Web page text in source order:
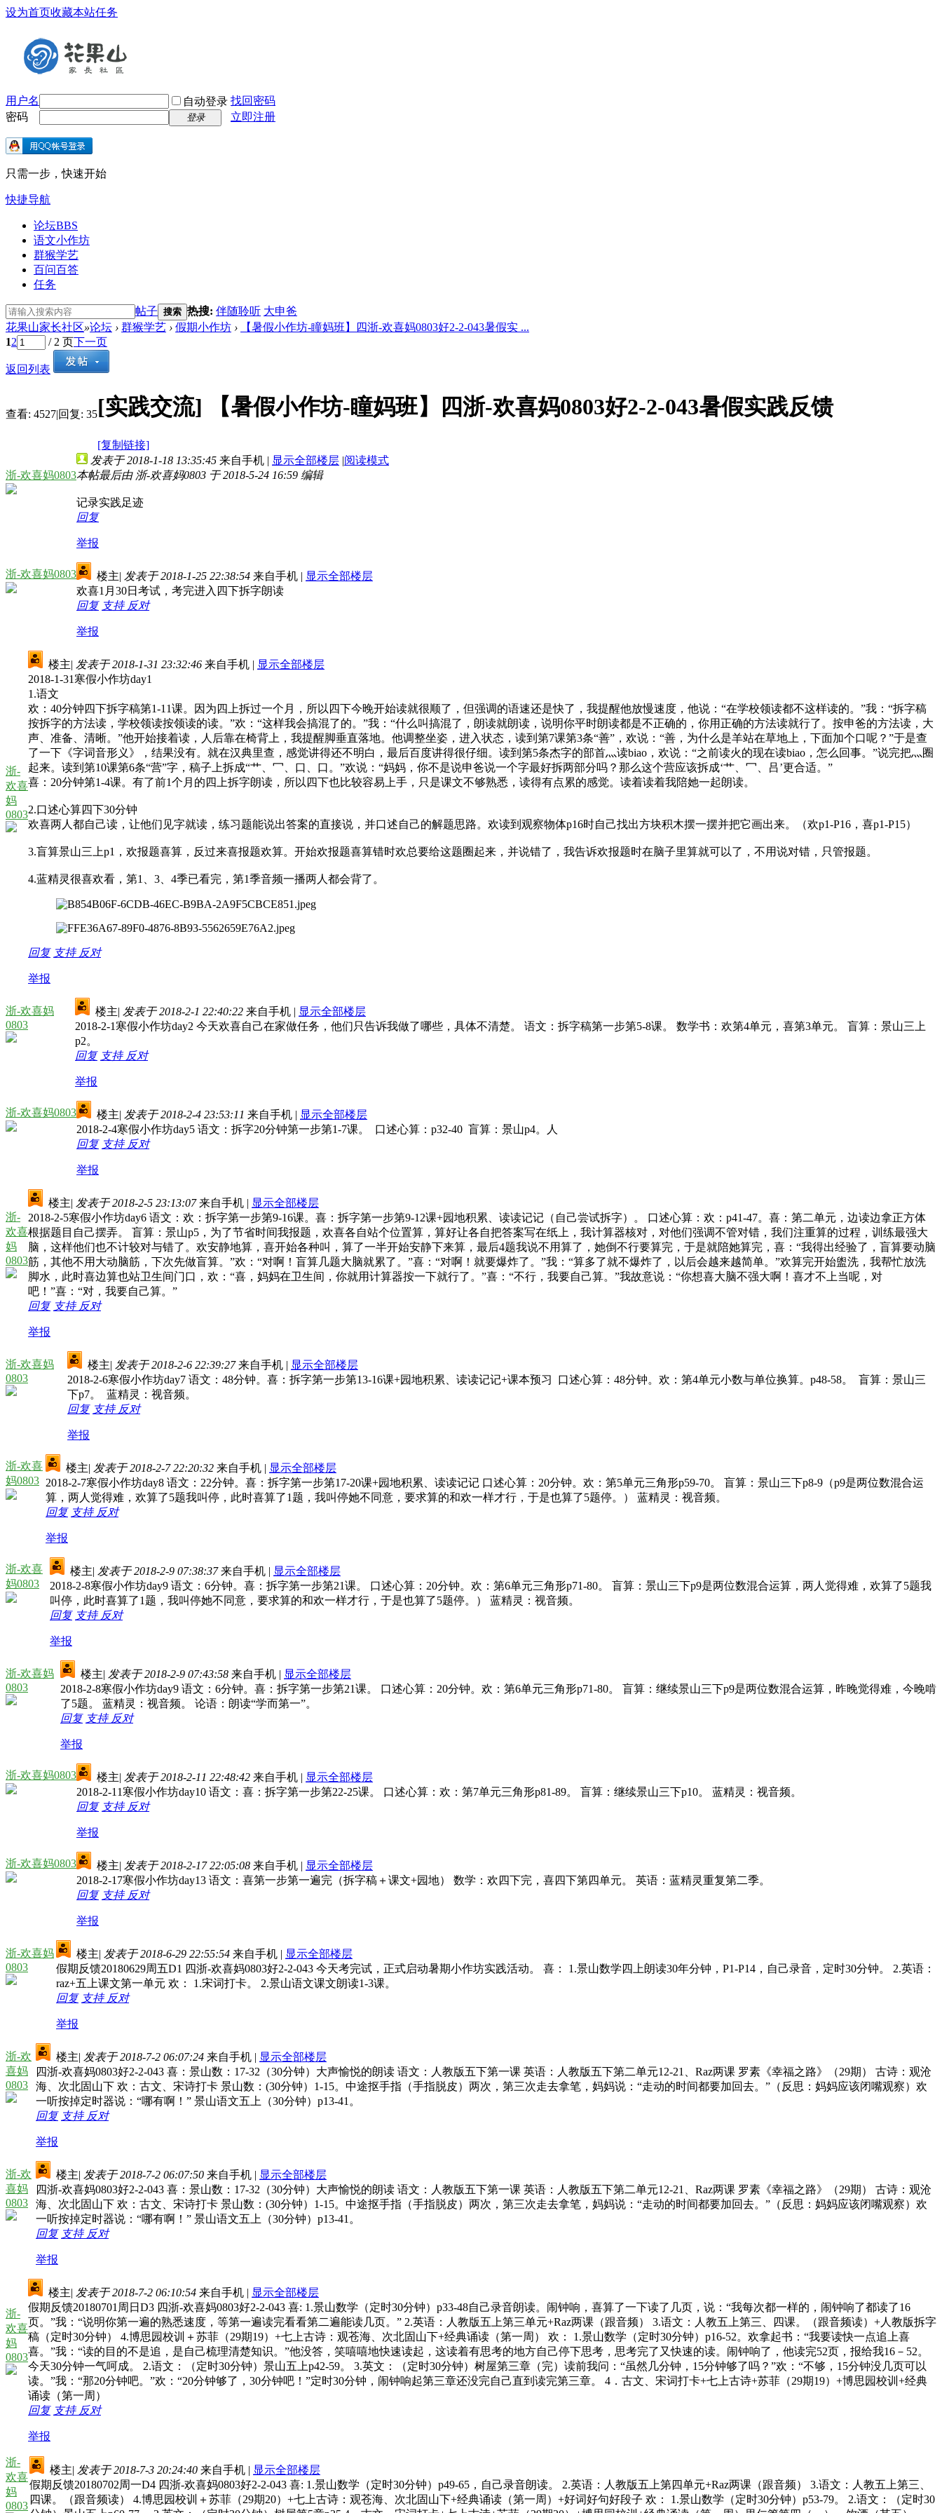
设为首页收藏本站任务
用户名 自动登录 找回密码
密码
登录 立即注册
只需一步，快速开始
快捷导航
论坛BBS
语文小作坊
群猴学艺
百问百答
任务
帖子 搜索 热搜: 伴随聆听 大申爸
花果山家长社区»论坛 › 群猴学艺 › 假期小作坊 ›
【暑假小作坊-瞳妈班】四浙-欢喜妈0803好2-2-043暑假实 ...
12 / 2 页下一页
返回列表
查看: 4527|回复: 35[实践交流] 【暑假小作坊-瞳妈班】四浙-欢喜妈0803好2-2-043暑假实践反馈
[复制链接]
浙-欢喜妈0803
发表于 2018-1-18 13:35:45 来自手机 | 显示全部楼层 |阅读模式
本帖最后由 浙-欢喜妈0803 于 2018-5-24 16:59 编辑
记录实践足迹
回复
举报
浙-欢喜妈0803 楼主| 发表于 2018-1-25 22:38:54 来自手机 | 显示全部楼层
欢喜1月30日考试，考完进入四下拆字朗读
回复 支持 反对
举报
浙-
欢喜
妈
0803
楼主| 发表于 2018-1-31 23:32:46 来自手机 | 显示全部楼层
2018-1-31寒假小作坊day1
1.语文
欢：40分钟四下拆字稿第1-11课。因为四上拆过一个月，所以四下今晚开始读就很顺了，但强调的语速还是快了，我提醒他放慢速度，他说：“在学校领读都不这样读的。”我：“拆字稿
按拆字的方法读，学校领读按领读的读。”欢：“这样我会搞混了的。”我：“什么叫搞混了，朗读就朗读，说明你平时朗读都是不正确的，你用正确的方法读就行了。按申爸的方法读，大
声、准备、清晰。”他开始接着读，人后靠在椅背上，我提醒脚垂直落地。他调整坐姿，进入状态，读到第7课第3条“善”，欢说：“善，为什么是羊站在草地上，下面加个口呢？”于是查
了一下《字词音形义》，结果没有。就在汉典里查，感觉讲得还不明白，最后百度讲得很仔细。读到第5条杰字的部首灬读biao，欢说：“之前读火的现在读biao，怎么回事。”说完把灬圈
起来。读到第10课第6条“营”字，稿子上拆成“艹、冖、口、口。”欢说：“妈妈，你不是说申爸说一个字最好拆两部分吗？那么这个营应该拆成‘艹、冖、吕’更合适。”
喜：20分钟第1-4课。有了前1个月的四上拆字朗读，所以四下也比较容易上手，只是课文不够熟悉，读得有点累的感觉。读着读着我陪她一起朗读。
2.口述心算四下30分钟
欢喜两人都自己读，让他们见字就读，练习题能说出答案的直接说，并口述自己的解题思路。欢读到观察物体p16时自己找出方块积木摆一摆并把它画出来。（欢p1-P16，喜p1-P15）
3.盲算景山三上p1，欢报题喜算，反过来喜报题欢算。开始欢报题喜算错时欢总要给这题圈起来，并说错了，我告诉欢报题时在脑子里算就可以了，不用说对错，只管报题。
4.蓝精灵很喜欢看，第1、3、4季已看完，第1季音频一播两人都会背了。
回复 支持 反对
举报
浙-欢喜妈
0803
楼主| 发表于 2018-2-1 22:40:22 来自手机 | 显示全部楼层
2018-2-1寒假小作坊day2 今天欢喜自己在家做任务，他们只告诉我做了哪些，具体不清楚。 语文：拆字稿第一步第5-8课。 数学书：欢第4单元，喜第3单元。 盲算：景山三上
p2。
回复 支持 反对
举报
浙-欢喜妈0803 楼主| 发表于 2018-2-4 23:53:11 来自手机 | 显示全部楼层
2018-2-4寒假小作坊day5 语文：拆字20分钟第一步第1-7课。 口述心算：p32-40 盲算：景山p4。人
回复 支持 反对
举报
浙-
欢喜
妈
0803
楼主| 发表于 2018-2-5 23:13:07 来自手机 | 显示全部楼层
2018-2-5寒假小作坊day6 语文：欢：拆字第一步第9-16课。喜：拆字第一步第9-12课+园地积累、读读记记（自己尝试拆字）。 口述心算：欢：p41-47。喜：第二单元，边读边拿正方体
根据题目自己摆弄。 盲算：景山p5，为了节省时间我报题，欢喜各自站个位置算，算好让各自把答案写在纸上，我计算器核对，对他们强调不管对错，我们注重算的过程，训练最强大
脑，这样他们也不计较对与错了。欢安静地算，喜开始各种叫，算了一半开始安静下来算，最后4题我说不用算了，她倒不行要算完，于是就陪她算完，喜：“我得出经验了，盲算要动脑
筋，其他不用大动脑筋，下次先做盲算。”欢：“对啊！盲算几题大脑就累了。”喜：“对啊！就要爆炸了。”我：“算多了就不爆炸了，以后会越来越简单。”欢算完开始盥洗，我帮忙放洗
脚水，此时喜边算也站卫生间门口，欢：“喜，妈妈在卫生间，你就用计算器按一下就行了。”喜：“不行，我要自己算。”我故意说：“你想喜大脑不强大啊！喜才不上当呢，对
吧！”喜：“对，我要自己算。”
回复 支持 反对
举报
浙-欢喜妈
0803
楼主| 发表于 2018-2-6 22:39:27 来自手机 | 显示全部楼层
2018-2-6寒假小作坊day7 语文：48分钟。喜：拆字第一步第13-16课+园地积累、读读记记+课本预习 口述心算：48分钟。欢：第4单元小数与单位换算。p48-58。 盲算：景山三
下p7。 蓝精灵：视音频。
回复 支持 反对
举报
浙-欢喜
妈0803
楼主| 发表于 2018-2-7 22:20:32 来自手机 | 显示全部楼层
2018-2-7寒假小作坊day8 语文：22分钟。喜：拆字第一步第17-20课+园地积累、读读记记 口述心算：20分钟。欢：第5单元三角形p59-70。 盲算：景山三下p8-9（p9是两位数混合运
算，两人觉得难，欢算了5题我叫停，此时喜算了1题，我叫停她不同意，要求算的和欢一样才行，于是也算了5题停。） 蓝精灵：视音频。
回复 支持 反对
举报
浙-欢喜
妈0803
楼主| 发表于 2018-2-9 07:38:37 来自手机 | 显示全部楼层
2018-2-8寒假小作坊day9 语文：6分钟。喜：拆字第一步第21课。 口述心算：20分钟。欢：第6单元三角形p71-80。 盲算：景山三下p9是两位数混合运算，两人觉得难，欢算了5题我
叫停，此时喜算了1题，我叫停她不同意，要求算的和欢一样才行，于是也算了5题停。） 蓝精灵：视音频。
回复 支持 反对
举报
浙-欢喜妈
0803
楼主| 发表于 2018-2-9 07:43:58 来自手机 | 显示全部楼层
2018-2-8寒假小作坊day9 语文：6分钟。喜：拆字第一步第21课。 口述心算：20分钟。欢：第6单元三角形p71-80。 盲算：继续景山三下p9是两位数混合运算，昨晚觉得难，今晚啃
了5题。 蓝精灵：视音频。 论语：朗读“学而第一”。
回复 支持 反对
举报
浙-欢喜妈0803 楼主| 发表于 2018-2-11 22:48:42 来自手机 | 显示全部楼层
2018-2-11寒假小作坊day10 语文：喜：拆字第一步第22-25课。 口述心算：欢：第7单元三角形p81-89。 盲算：继续景山三下p10。 蓝精灵：视音频。
回复 支持 反对
举报
浙-欢喜妈0803 楼主| 发表于 2018-2-17 22:05:08 来自手机 | 显示全部楼层
2018-2-17寒假小作坊day13 语文：喜第一步第一遍完（拆字稿＋课文+园地） 数学：欢四下完，喜四下第四单元。 英语：蓝精灵重复第二季。
回复 支持 反对
举报
浙-欢喜妈
0803
楼主| 发表于 2018-6-29 22:55:54 来自手机 | 显示全部楼层
假期反馈20180629周五D1 四浙-欢喜妈0803好2-2-043 今天考完试，正式启动暑期小作坊实践活动。 喜： 1.景山数学四上朗读30年分钟，P1-P14，自己录音，定时30分钟。 2.英语：
raz+五上课文第一单元 欢： 1.宋词打卡。 2.景山语文课文朗读1-3课。
回复 支持 反对
举报
浙-欢
喜妈
0803
楼主| 发表于 2018-7-2 06:07:24 来自手机 | 显示全部楼层
四浙-欢喜妈0803好2-2-043 喜：景山数：17-32（30分钟）大声愉悦的朗读 语文：人教版五下第一课 英语：人教版五下第二单元12-21、Raz两课 罗素《幸福之路》（29期） 古诗：观沧
海、次北固山下 欢：古文、宋诗打卡 景山数：(30分钟）1-15。中途抠手指（手指脱皮）两次，第三次走去拿笔，妈妈说：“走动的时间都要加回去。”（反思：妈妈应该闭嘴观察）欢
一听按掉定时器说：“哪有啊！” 景山语文五上（30分钟）p13-41。
回复 支持 反对
举报
浙-欢
喜妈
0803
楼主| 发表于 2018-7-2 06:07:50 来自手机 | 显示全部楼层
四浙-欢喜妈0803好2-2-043 喜：景山数：17-32（30分钟）大声愉悦的朗读 语文：人教版五下第一课 英语：人教版五下第二单元12-21、Raz两课 罗素《幸福之路》（29期） 古诗：观沧
海、次北固山下 欢：古文、宋诗打卡 景山数：(30分钟）1-15。中途抠手指（手指脱皮）两次，第三次走去拿笔，妈妈说：“走动的时间都要加回去。”（反思：妈妈应该闭嘴观察）欢
一听按掉定时器说：“哪有啊！” 景山语文五上（30分钟）p13-41。
回复 支持 反对
举报
浙-
欢喜
妈
0803
楼主| 发表于 2018-7-2 06:10:54 来自手机 | 显示全部楼层
假期反馈20180701周日D3 四浙-欢喜妈0803好2-2-043 喜: 1.景山数学（定时30分钟）p33-48自己录音朗读。闹钟响，喜算了一下读了几页，说：“我每次都一样的，闹钟响了都读了16
页。”我：“说明你第一遍的熟悉速度，等第一遍读完看看第二遍能读几页。” 2.英语：人教版五上第三单元+Raz两课（跟音频） 3.语文：人教五上第三、四课。（跟音频读）+人教版拆字
稿（定时30分钟） 4.博思园校训＋苏菲（29期19）+七上古诗：观苍海、次北固山下+经典诵读（第一周） 欢： 1.景山数学（定时30分钟）p16-52。欢拿起书：“我要读快一点追上喜
喜。”我：“读的目的不是追，是自己梳理清楚知识。”他没答，笑嘻嘻地快速读起，这读着有思考的地方自己停下思考，思考完了又快速的读。闹钟响了，他读完52页，报给我16－52。
今天30分钟一气呵成。 2.语文：（定时30分钟）景山五上p42-59。 3.英文：（定时30分钟）树屋第三章（完）读前我问：“虽然几分钟，15分钟够了吗？”欢：“不够，15分钟没几页可以
读。”我：“那20分钟吧。”欢：“20分钟够了，30分钟吧！”定时30分钟，闹钟响起第三章还没完自己直到读完第三章。 4．古文、宋词打卡+七上古诗+苏菲（29期19）+博思园校训+经典
诵读（第一周）
回复 支持 反对
举报
浙-
欢喜
妈
0803
楼主| 发表于 2018-7-3 20:24:40 来自手机 | 显示全部楼层
假期反馈20180702周一D4 四浙-欢喜妈0803好2-2-043 喜: 1.景山数学（定时30分钟）p49-65，自己录音朗读。 2.英语：人教版五上第四单元+Raz两课（跟音频） 3.语文：人教五上第三、
四课。（跟音频读） 4.博思园校训＋苏菲（29期20）+七上古诗：观苍海、次北固山下+经典诵读（第一周）+好词好句好段子 欢： 1.景山数学（定时30分钟）p53-79。 2.语文：（定时30